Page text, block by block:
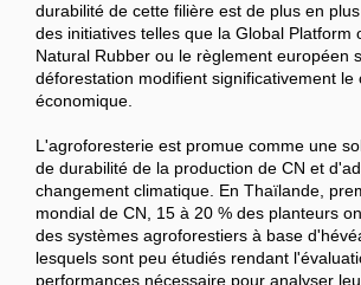
durabilité de cette filière est de plus en
des initiatives telles que la Global Platform
Natural Rubber ou le règlement européen
déforestation modifient significativement le
économique.
L'agroforesterie est promue comme une
de durabilité de la production de CN et
changement climatique. En Thaïlande,
mondial de CN, 15 à 20 % des planteurs
des systèmes agroforestiers à base
lesquels sont peu étudiés rendant
performances nécessaire pour analyser